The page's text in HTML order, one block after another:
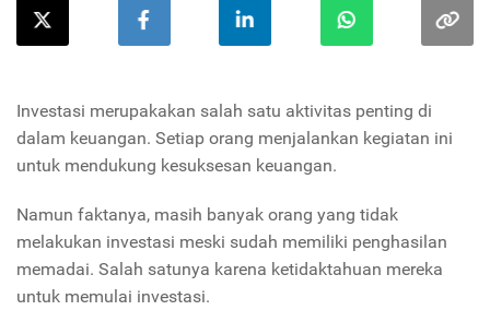
Investasi merupakakan salah satu aktivitas penting di
dalam keuangan. Setiap orang menjalankan kegiatan ini
untuk mendukung kesuksesan keuangan.
Namun faktanya, masih banyak orang yang tidak
melakukan investasi meski sudah memiliki penghasilan
memadai. Salah satunya karena ketidaktahuan mereka
untuk memulai investasi.